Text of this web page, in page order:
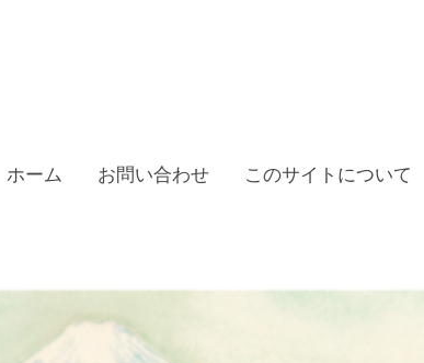
ホーム お問い合わせ このサイトについて